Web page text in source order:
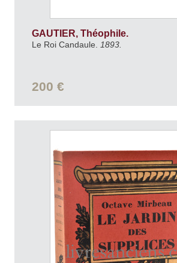
GAUTIER, Théophile.
Le Roi Candaule. 1893.
200 €